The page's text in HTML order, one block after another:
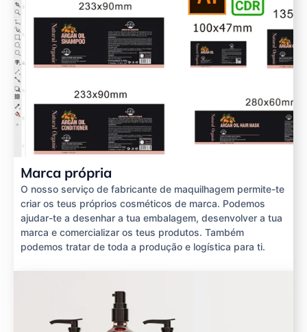
Marca própria
O nosso serviço de fabricante de maquilhagem permite-te
criar os teus próprios cosméticos de marca. Podemos
ajudar-te a desenhar a tua embalagem, desenvolver a tua
marca e comercializar os teus produtos. Também
podemos tratar de toda a produção e logística para ti.